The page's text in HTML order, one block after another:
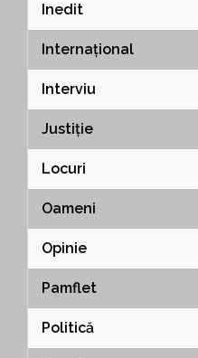
Inedit
Internațional
Interviu
Justiție
Locuri
Oameni
Opinie
Pamflet
Politică